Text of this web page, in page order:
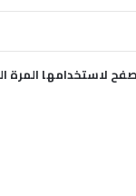
لاستخدامها المرة